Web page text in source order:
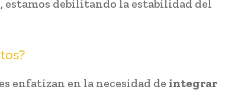
debilitando la estabilidad del
enfatizan en la necesidad de integrar